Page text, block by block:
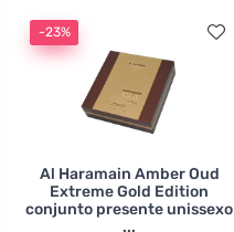
-23%
Al Haramain Amber Oud
Extreme Gold Edition
conjunto presente unissexo
...